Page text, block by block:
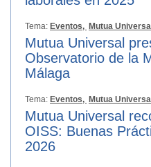
Tema: Eventos, Mutua
Mutua Universal
Observatorio de la
Málaga
Tema: Eventos, Mutua
Mutua Universal
OISS: Buenas
2026